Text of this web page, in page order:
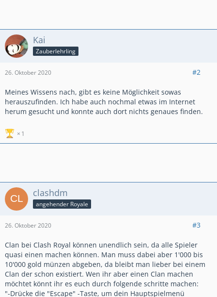
Kai
Zauberlehrling
26. Oktober 2020 #2
Meines Wissens nach, gibt es keine Möglichkeit sowas
herauszufinden. Ich habe auch nochmal etwas im Internet
herum gesucht und konnte auch dort nichts genaues finden.
1
clashdm
angehender Royale
26. Oktober 2020 #3
Clan bei Clash Royal können unendlich sein, da alle Spieler
quasi einen machen können. Man muss dabei aber 1'000 bis
10'000 gold münzen abgeben, da bleibt man lieber bei einem
Clan der schon existiert. Wen ihr aber einen Clan machen
möchtet könnt ihr es euch durch folgende schritte machen:
"-Drücke die "Escape" -Taste, um dein Hauptspielmenü